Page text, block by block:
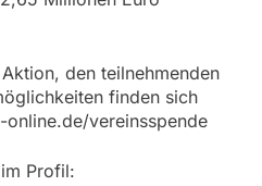
den teilnehmenden
finden sich
vereinsspende
Profil: